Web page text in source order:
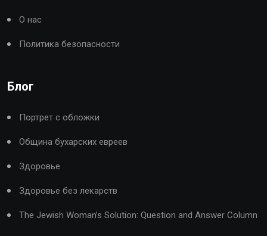
О нас
Политика безопасности
Блог
Портрет с обложки
Община бухарских евреев
Здоровье
Здоровье без лекарств
The Jewish Woman’s Solution: Question and Answer Column